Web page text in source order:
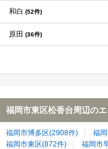
和白 (52件)
原田 (36件)
福岡市東区松香台周辺の
福岡市博多区(2908件) 福
福岡市東区(872件)
福岡市